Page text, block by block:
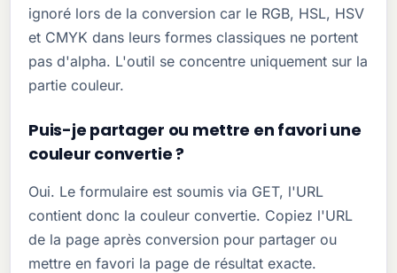
ignoré lors de la conversion car le RGB, HSL, HSV
et CMYK dans leurs formes classiques ne portent
pas d'alpha. L'outil se concentre uniquement sur la
partie couleur.
Puis-je partager ou mettre en favori une
couleur convertie ?
Oui. Le formulaire est soumis via GET, l'URL
contient donc la couleur convertie. Copiez l'URL
de la page après conversion pour partager ou
mettre en favori la page de résultat exacte.